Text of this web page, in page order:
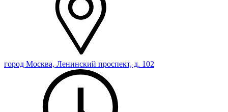
город Москва, Ленинский проспект, д. 102